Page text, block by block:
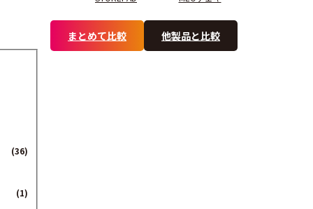
(36)
(1)
まとめて比較 他製品と比較